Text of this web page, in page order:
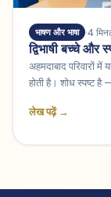
भाषण और भाषा 4
द्विभाषी बच्चे और
अहमदाबाद परिवारों
होती है। शोध स्पष्ट
लेख पढ़ें →